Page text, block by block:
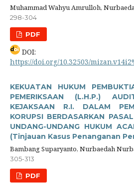
Muhammad Wahyu Amrulloh,
298-304
PDF
DOI:
https://doi.org/10.32503/
KEKUATAN HUKUM
PEMERIKSAAN (L.H.P.)
KEJAKSAAN R.I. DALAM
KORUPSI BERDASARKAN
UNDANG-UNDANG HUKUM
(Tinjauan Kasus Penanganan
Bambang Suparyanto, Nurbaedah
305-313
PDF